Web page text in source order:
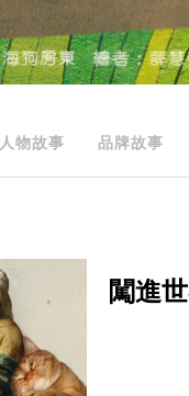
人物故事 品牌故事
闖進